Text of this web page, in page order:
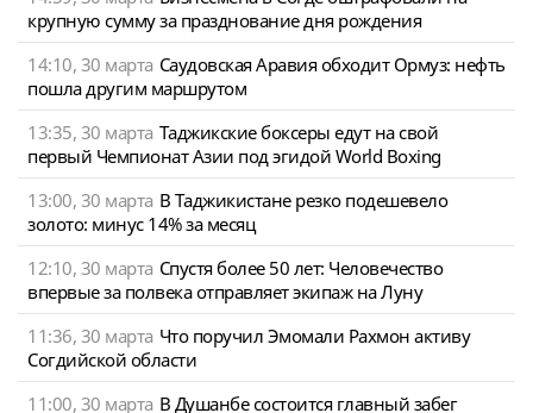
крупную сумму за празднование дня рождения
14:10, 30 марта Саудовская Аравия обходит Ормуз: нефть
пошла другим маршрутом
13:35, 30 марта Таджикские боксеры едут на свой
первый Чемпионат Азии под эгидой World Boxing
13:00, 30 марта В Таджикистане резко подешевело
золото: минус 14% за месяц
12:10, 30 марта Спустя более 50 лет: Человечество
впервые за полвека отправляет экипаж на Луну
11:36, 30 марта Что поручил Эмомали Рахмон активу
Согдийской области
11:00, 30 марта В Душанбе состоится главный забег